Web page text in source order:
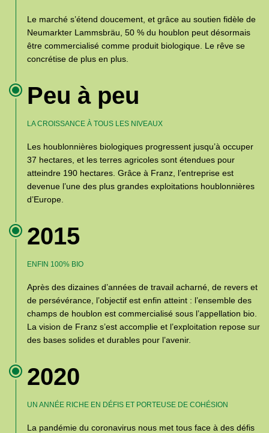
Le marché s’étend doucement, et grâce au soutien fidèle de
Neumarkter Lammsbräu, 50 % du houblon peut désormais
être commercialisé comme produit biologique. Le rêve se
concrétise de plus en plus.
Peu à peu
LA CROISSANCE À TOUS LES NIVEAUX
Les houblonnières biologiques progressent jusqu’à occuper
37 hectares, et les terres agricoles sont étendues pour
atteindre 190 hectares. Grâce à Franz, l’entreprise est
devenue l’une des plus grandes exploitations houblonnières
d’Europe.
2015
ENFIN 100% BIO
Après des dizaines d’années de travail acharné, de revers et
de persévérance, l’objectif est enfin atteint : l’ensemble des
champs de houblon est commercialisé sous l’appellation bio.
La vision de Franz s’est accomplie et l’exploitation repose sur
des bases solides et durables pour l’avenir.
2020
UN ANNÉE RICHE EN DÉFIS ET PORTEUSE DE COHÉSION
La pandémie du coronavirus nous met tous face à des défis